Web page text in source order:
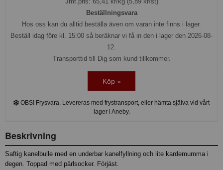
Beställningsvara
Hos oss kan du alltid beställa även om varan inte finns i lager.
Beställ idag före kl. 15:00 så beräknar vi få in den i lager den 2026-08-
12.
Transporttid till Dig som kund tillkommer.
Köp »
OBS! Frysvara. Levereras med frystransport, eller hämta själva vid vårt
lager i Aneby.
Beskrivning
Saftig kanelbulle med en underbar kanelfyllning och lite kardemumma i
degen. Toppad med pärlsocker. Förjäst.